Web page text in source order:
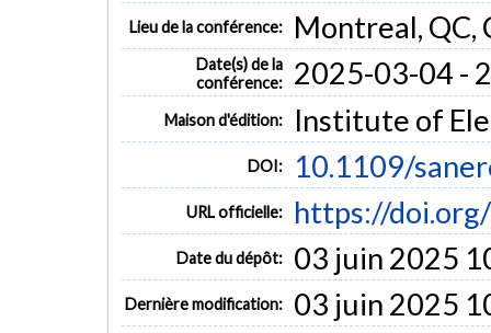
Lieu de la conférence: Montreal, QC,
Date(s) de la
conférence:
2025-03-04 -
Maison d'édition: Institute of
DOI: 10.1109/
URL officielle: https://
Date du dépôt: 03 juin 2025
Dernière modification: 03 juin 2025